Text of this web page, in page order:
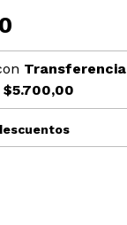
Transferencia
$5.700,00